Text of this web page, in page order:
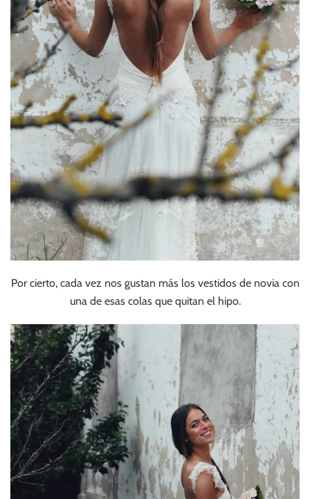
Por cierto, cada vez nos gustan más los vestidos de novia con
una de esas colas que quitan el hipo.